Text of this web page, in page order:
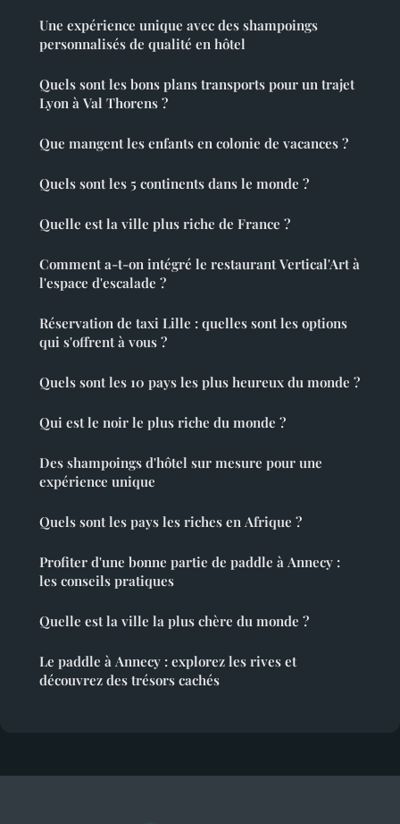
Une expérience unique avec des shampoings
personnalisés de qualité en hôtel
Quels sont les bons plans transports pour un trajet
Lyon à Val Thorens ?
Que mangent les enfants en colonie de vacances ?
Quels sont les 5 continents dans le monde ?
Quelle est la ville plus riche de France ?
Comment a-t-on intégré le restaurant Vertical'Art à
l'espace d'escalade ?
Réservation de taxi Lille : quelles sont les options
qui s'offrent à vous ?
Quels sont les 10 pays les plus heureux du monde ?
Qui est le noir le plus riche du monde ?
Des shampoings d'hôtel sur mesure pour une
expérience unique
Quels sont les pays les riches en Afrique ?
Profiter d'une bonne partie de paddle à Annecy :
les conseils pratiques
Quelle est la ville la plus chère du monde ?
Le paddle à Annecy : explorez les rives et
découvrez des trésors cachés